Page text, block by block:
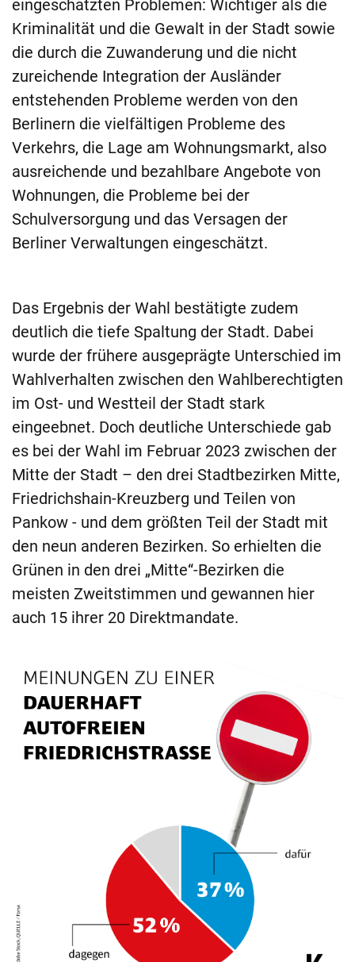
eingeschätzten Problemen: Wichtiger als die
Kriminalität und die Gewalt in der Stadt sowie
die durch die Zuwanderung und die nicht
zureichende Integration der Ausländer
entstehenden Probleme werden von den
Berlinern die vielfältigen Probleme des
Verkehrs, die Lage am Wohnungsmarkt, also
ausreichende und bezahlbare Angebote von
Wohnungen, die Probleme bei der
Schulversorgung und das Versagen der
Berliner Verwaltungen eingeschätzt.
Das Ergebnis der Wahl bestätigte zudem
deutlich die tiefe Spaltung der Stadt. Dabei
wurde der frühere ausgeprägte Unterschied im
Wahlverhalten zwischen den Wahlberechtigten
im Ost- und Westteil der Stadt stark
eingeebnet. Doch deutliche Unterschiede gab
es bei der Wahl im Februar 2023 zwischen der
Mitte der Stadt – den drei Stadtbezirken Mitte,
Friedrichshain-Kreuzberg und Teilen von
Pankow - und dem größten Teil der Stadt mit
den neun anderen Bezirken. So erhielten die
Grünen in den drei „Mitte“-Bezirken die
meisten Zweitstimmen und gewannen hier
auch 15 ihrer 20 Direktmandate.